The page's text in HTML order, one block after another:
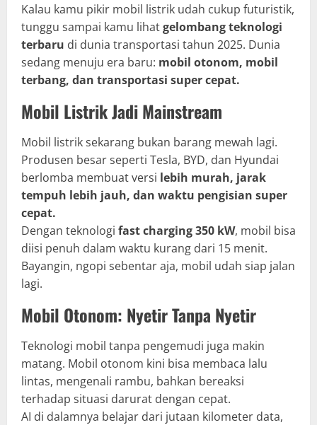
Kalau kamu pikir mobil listrik udah cukup futuristik,
tunggu sampai kamu lihatgelombang teknologi
terbaru di dunia transportasi tahun 2025. Dunia
sedang menuju era baru: mobil otonom, mobil
terbang, dan transportasi super cepat.
Mobil Listrik Jadi Mainstream
Mobil listrik sekarang bukan barang mewah lagi.
Produsen besar seperti Tesla, BYD, dan Hyundai
berlomba membuat versi lebih murah, jarak
tempuh lebih jauh, dan waktu pengisian super
cepat.
Dengan teknologi fast charging 350 kW, mobil bisa
diisi penuh dalam waktu kurang dari 15 menit.
Bayangin, ngopi sebentar aja, mobil udah siap jalan
lagi.
Mobil Otonom: Nyetir Tanpa Nyetir
Teknologi mobil tanpa pengemudi juga makin
matang. Mobil otonom kini bisa membaca lalu
lintas, mengenali rambu, bahkan bereaksi
terhadap situasi darurat dengan cepat.
AI di dalamnya belajar dari jutaan kilometer data,